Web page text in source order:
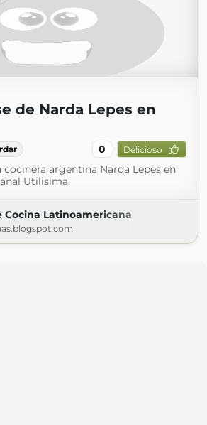
de Narda Lepes en
0 Delicioso
cocinera argentina Narda Lepes en
Utilisima.
Cocina Latinoamericana